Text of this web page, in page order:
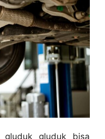
gluduk bisa